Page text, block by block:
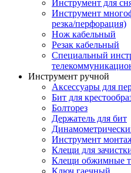
Инструмент для
Инструмент
резка/перфорация)
Нож кабельный
Резак кабельный
Специальный
Инструмент ручной
Аксессуары для
Бит для
Болторез
Держатель для бит
Инструмент
Клещи для
Клещи обжимные
Ключ гаечный